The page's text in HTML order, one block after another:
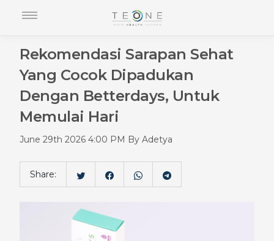
Rekomendasi Sarapan Sehat
Yang Cocok Dipadukan
Dengan Betterdays, Untuk
Memulai Hari
June 29th 2026 4:00 PM By Adetya
Share: